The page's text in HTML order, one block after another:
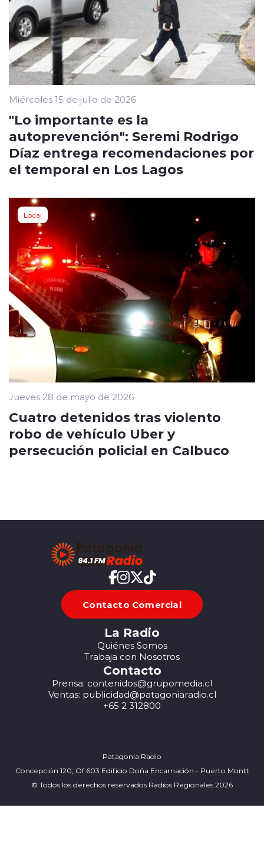
Miércoles 15 de julio de 2026
"Lo importante es la
autoprevención": Seremi Rodrigo
Díaz entrega recomendaciones por
el temporal en Los Lagos
Local
Jueves 28 de mayo de 2026
Cuatro detenidos tras violento
robo de vehículo Uber y
persecución policial en Calbuco
Contacto Comercial
La Radio
Quiénes Somos
Trabaja con Nosotros
Contacto
Prensa: contenidos@grupomedia.cl
Ventas: publicidad@patagoniaradio.cl
+65 2 312800
Patagonia Radio
Concepción 120, Of 603 Edificio Doña Encarnación - Puerto Montt
© Todos los derechos reservados Radios Regionales 2026